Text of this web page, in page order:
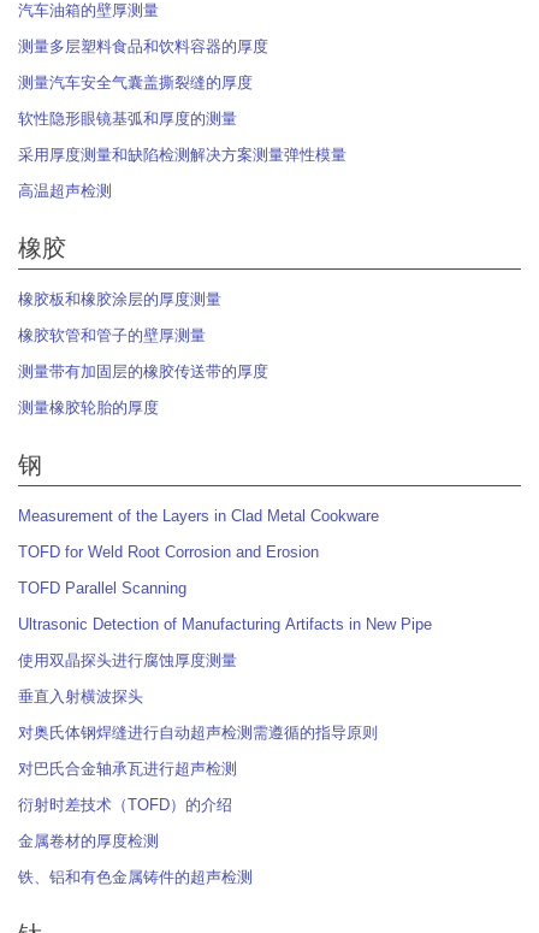
汽车油箱的壁厚测量
测量多层塑料食品和饮料容器的厚度
测量汽车安全气囊盖撕裂缝的厚度
软性隐形眼镜基弧和厚度的测量
采用厚度测量和缺陷检测解决方案测量弹性模量
高温超声检测
橡胶
橡胶板和橡胶涂层的厚度测量
橡胶软管和管子的壁厚测量
测量带有加固层的橡胶传送带的厚度
测量橡胶轮胎的厚度
钢
Measurement of the Layers in Clad Metal Cookware
TOFD for Weld Root Corrosion and Erosion
TOFD Parallel Scanning
Ultrasonic Detection of Manufacturing Artifacts in New Pipe
使用双晶探头进行腐蚀厚度测量
垂直入射横波探头
对奥氏体钢焊缝进行自动超声检测需遵循的指导原则
对巴氏合金轴承瓦进行超声检测
衍射时差技术（TOFD）的介绍
金属卷材的厚度检测
铁、铝和有色金属铸件的超声检测